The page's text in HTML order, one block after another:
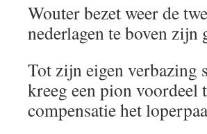
Wouter bezet weer de
nederlagen te boven zijn
Tot zijn eigen verbazing
kreeg een pion voordeel
compensatie het